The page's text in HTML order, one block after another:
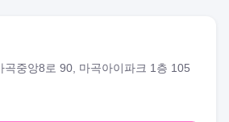
곡중앙8로 90, 마곡아이파크 1층 105